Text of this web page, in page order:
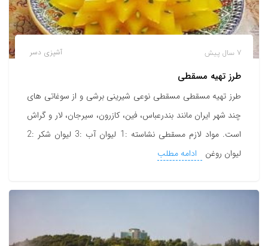
آشپزی دسر 7 سال پیش
طرز تهیه مسقطی
طرز تهیه مسقطی مسقطی نوعی شیرینی برشی و از سوغاتی های
چند شهر ایران مانند بندرعباس، فین، کازرون، سیرجان، لار و گراش
است. مواد لازم مسقطی نشاسته :1 لیوان آب :3 لیوان شکر :2
لیوان روغن
ادامه مطلب